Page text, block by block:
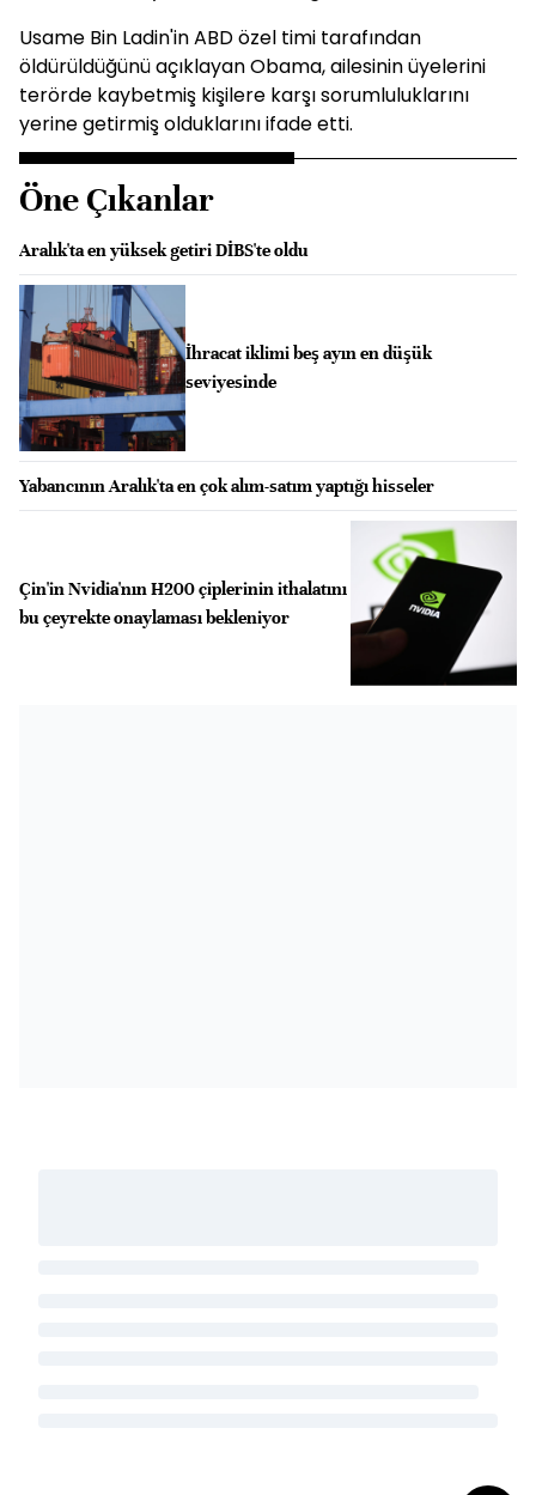
Usame Bin Ladin'in ABD özel timi tarafından
öldürüldüğünü açıklayan Obama, ailesinin üyelerini
terörde kaybetmiş kişilere karşı sorumluluklarını
yerine getirmiş olduklarını ifade etti.
Öne Çıkanlar
Aralık'ta en yüksek getiri DİBS'te oldu
İhracat iklimi beş ayın en düşük
seviyesinde
Yabancının Aralık'ta en çok alım-satım yaptığı hisseler
Çin'in Nvidia'nın H200 çiplerinin ithalatını
bu çeyrekte onaylaması bekleniyor